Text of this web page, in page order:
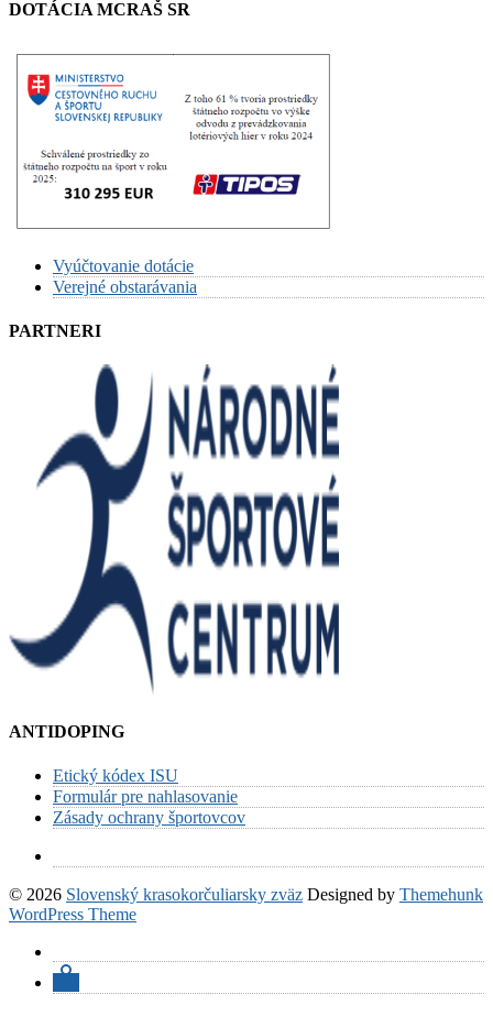
DOTÁCIA MCRAŠ SR
Vyúčtovanie dotácie
Verejné obstarávania
PARTNERI
ANTIDOPING
Etický kódex ISU
Formulár pre nahlasovanie
Zásady ochrany športovcov
© 2026 Slovenský krasokorčuliarsky zväz Designed by Themehunk
WordPress Theme